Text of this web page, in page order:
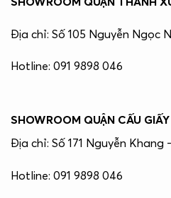
Địa chỉ: Số 105 Nguyễn Ngọc
Hotline: 091 9898 046
SHOWROOM QUẬN CẤU GIẤY
Địa chỉ: Số 171 Nguyễn Khang
Hotline: 091 9898 046